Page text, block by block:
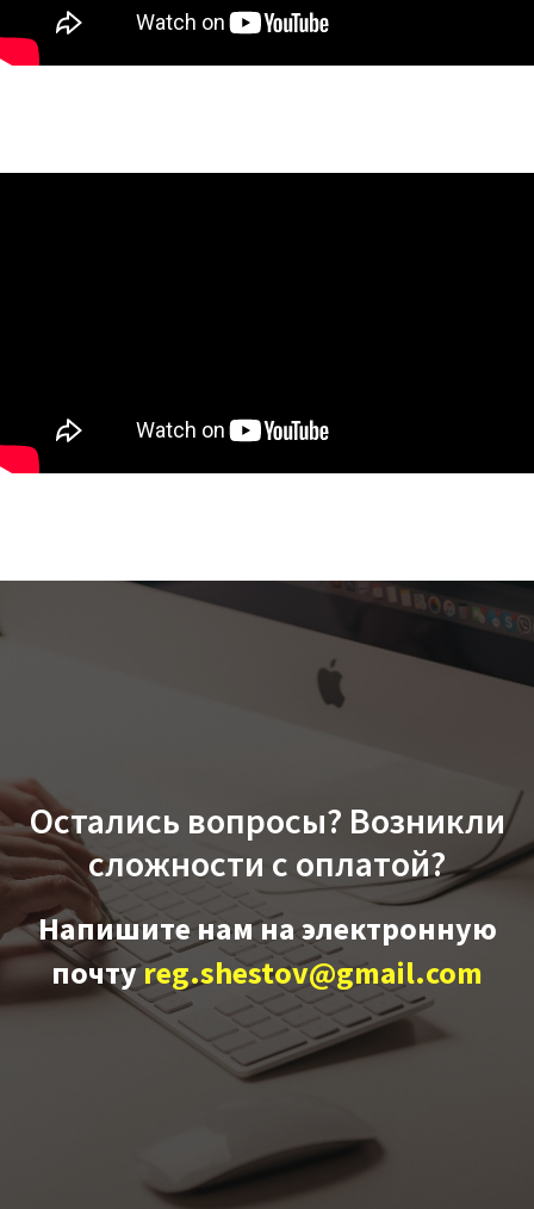
Остались вопросы? Возникли
сложности с оплатой?
Напишите нам на электронную
почтуreg.shestov@gmail.com